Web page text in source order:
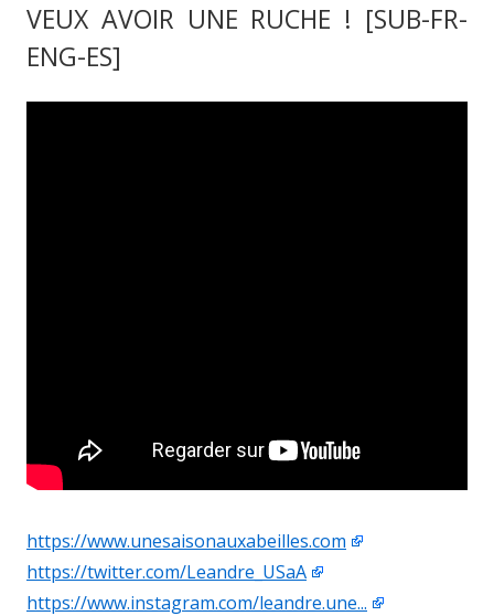
VEUX AVOIR UNE RUCHE ! [SUB-FR-
ENG-ES]
https://www.unesaisonauxabeilles.com
https://twitter.com/Leandre_USaA
https://www.instagram.com/leandre.une...